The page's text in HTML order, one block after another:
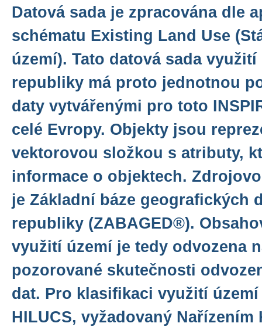
Datová sada je zpracována dle
schématu Existing Land Use
území). Tato datová sada využití
republiky má proto jednotnou
daty vytvářenými pro toto
celé Evropy. Objekty jsou
vektorovou složkou s atributy,
informace o objektech.
je Základní báze geografických
republiky (ZABAGED®).
využití území je tedy odvozena
pozorované skutečnosti
dat. Pro klasifikaci využití
HILUCS, vyžadovaný Nařízením